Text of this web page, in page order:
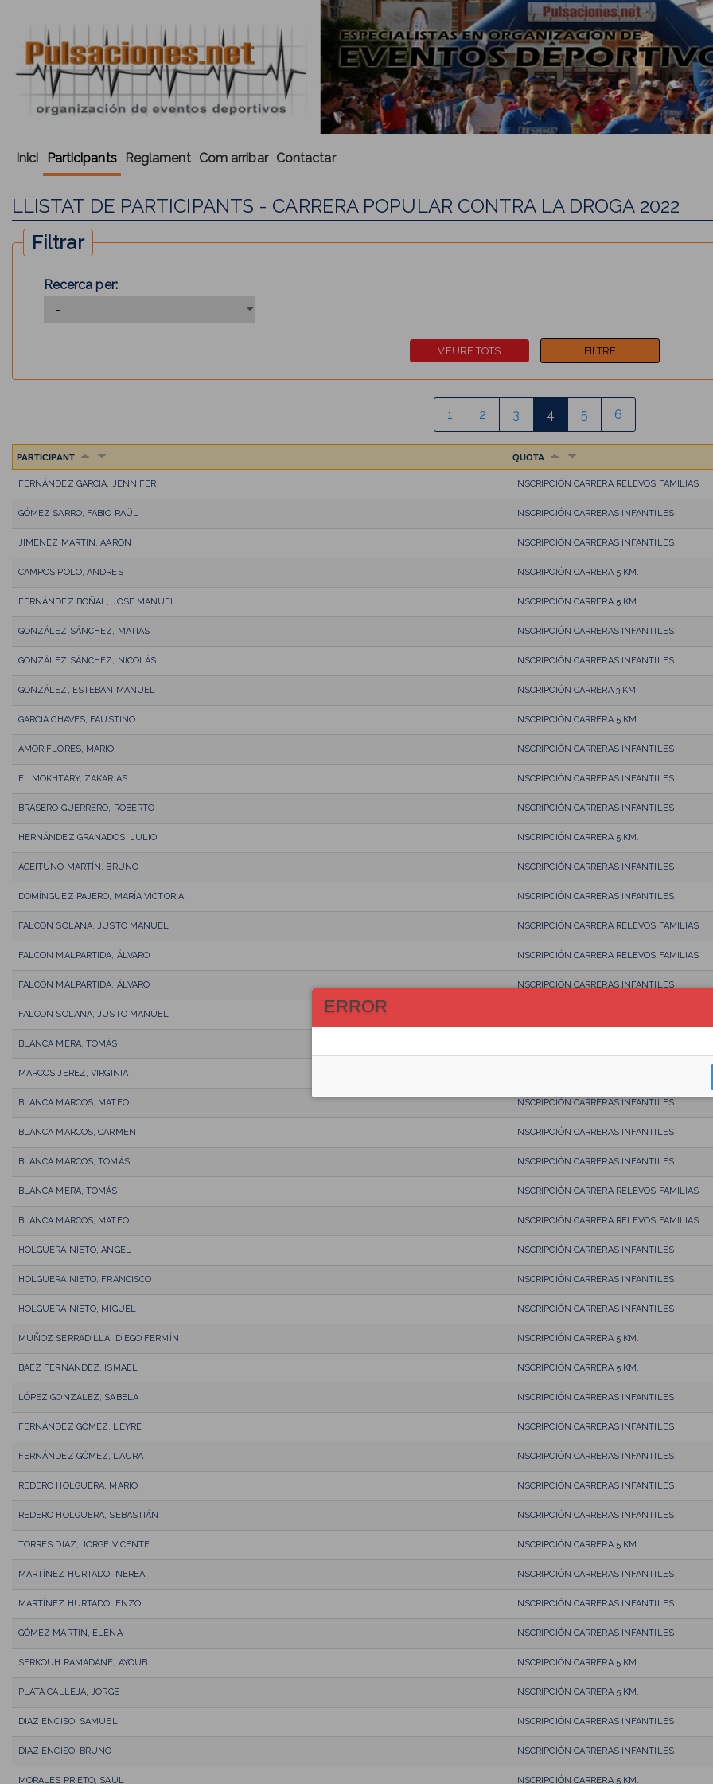
Inici Participants Reglament Com arribar Contactar
LLISTAT DE PARTICIPANTS - CARRERA POPULAR CONTRA LA DROGA 2022
Filtrar
Recerca per:
1 2 3 4 5 6
PARTICIPANT QUOTA
FERNÁNDEZ GARCIA, JENNIFER INSCRIPCIÓN CARRERA RELEVOS FAMILIAS
GÓMEZ SARRO, FABIO RAÜL INSCRIPCIÓN CARRERAS INFANTILES
JIMENEZ MARTIN, AARON INSCRIPCIÓN CARRERAS INFANTILES
CAMPOS POLO, ANDRES INSCRIPCIÓN CARRERA 5 KM.
FERNÁNDEZ BOÑAL, JOSE MANUEL INSCRIPCIÓN CARRERA 5 KM.
GONZÁLEZ SÁNCHEZ, MATIAS INSCRIPCIÓN CARRERAS INFANTILES
GONZÁLEZ SÁNCHEZ, NICOLÁS INSCRIPCIÓN CARRERAS INFANTILES
GONZÁLEZ, ESTEBAN MANUEL INSCRIPCIÓN CARRERA 3 KM.
GARCIA CHAVES, FAUSTINO INSCRIPCIÓN CARRERA 5 KM.
AMOR FLORES, MARIO INSCRIPCIÓN CARRERAS INFANTILES
EL MOKHTARY, ZAKARIAS INSCRIPCIÓN CARRERAS INFANTILES
BRASERO GUERRERO, ROBERTO INSCRIPCIÓN CARRERAS INFANTILES
HERNÁNDEZ GRANADOS, JULIO INSCRIPCIÓN CARRERA 5 KM.
ACEITUNO MARTÍN, BRUNO INSCRIPCIÓN CARRERAS INFANTILES
DOMÍNGUEZ PAJERO, MARÍA VICTORIA INSCRIPCIÓN CARRERAS INFANTILES
FALCON SOLANA, JUSTO MANUEL INSCRIPCIÓN CARRERA RELEVOS FAMILIAS
FALCON MALPARTIDA, ÁLVARO INSCRIPCIÓN CARRERA RELEVOS FAMILIAS
FALCÓN MALPARTIDA, ÁLVARO INSCRIPCIÓN CARRERAS INFANTILES
FALCON SOLANA, JUSTO MANUEL
BLANCA MERA, TOMÁS
MARCOS JEREZ, VIRGINIA
BLANCA MARCOS, MATEO INSCRIPCIÓN CARRERAS INFANTILES
BLANCA MARCOS, CARMEN INSCRIPCIÓN CARRERAS INFANTILES
BLANCA MARCOS, TOMÁS INSCRIPCIÓN CARRERAS INFANTILES
BLANCA MERA, TOMÁS INSCRIPCIÓN CARRERA RELEVOS FAMILIAS
BLANCA MARCOS, MATEO INSCRIPCIÓN CARRERA RELEVOS FAMILIAS
HOLGUERA NIETO, ANGEL INSCRIPCIÓN CARRERAS INFANTILES
HOLGUERA NIETO, FRANCISCO INSCRIPCIÓN CARRERAS INFANTILES
HOLGUERA NIETO, MIGUEL INSCRIPCIÓN CARRERAS INFANTILES
MUÑOZ SERRADILLA, DIEGO FERMÍN INSCRIPCIÓN CARRERA 5 KM.
BAEZ FERNANDEZ, ISMAEL INSCRIPCIÓN CARRERA 5 KM.
LÓPEZ GONZÁLEZ, SABELA INSCRIPCIÓN CARRERAS INFANTILES
FERNÁNDEZ GÓMEZ, LEYRE INSCRIPCIÓN CARRERAS INFANTILES
FERNÁNDEZ GÓMEZ, LAURA INSCRIPCIÓN CARRERAS INFANTILES
REDERO HOLGUERA, MARIO INSCRIPCIÓN CARRERAS INFANTILES
REDERO HOLGUERA, SEBASTIÁN INSCRIPCIÓN CARRERAS INFANTILES
TORRES DIAZ, JORGE VICENTE INSCRIPCIÓN CARRERA 5 KM.
MARTÍNEZ HURTADO, NEREA INSCRIPCIÓN CARRERAS INFANTILES
MARTÍNEZ HURTADO, ENZO INSCRIPCIÓN CARRERAS INFANTILES
GÓMEZ MARTIN, ELENA INSCRIPCIÓN CARRERAS INFANTILES
SERKOUH RAMADANE, AYOUB INSCRIPCIÓN CARRERA 5 KM.
PLATA CALLEJA, JORGE INSCRIPCIÓN CARRERA 5 KM.
DIAZ ENCISO, SAMUEL INSCRIPCIÓN CARRERAS INFANTILES
DIAZ ENCISO, BRUNO INSCRIPCIÓN CARRERAS INFANTILES
MORALES PRIETO, SAUL INSCRIPCIÓN CARRERA 5 KM.
ERROR